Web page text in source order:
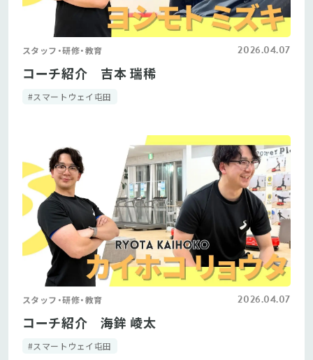
スタッフ・研修・教育 2026.04.07
コーチ紹介 吉本 瑞稀
#スマートウェイ屯田
スタッフ・研修・教育 2026.04.07
コーチ紹介 海鉾 崚太
#スマートウェイ屯田